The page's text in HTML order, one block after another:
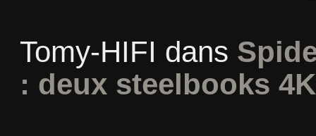
Tomy-HIFI dans
: deux steelbooks